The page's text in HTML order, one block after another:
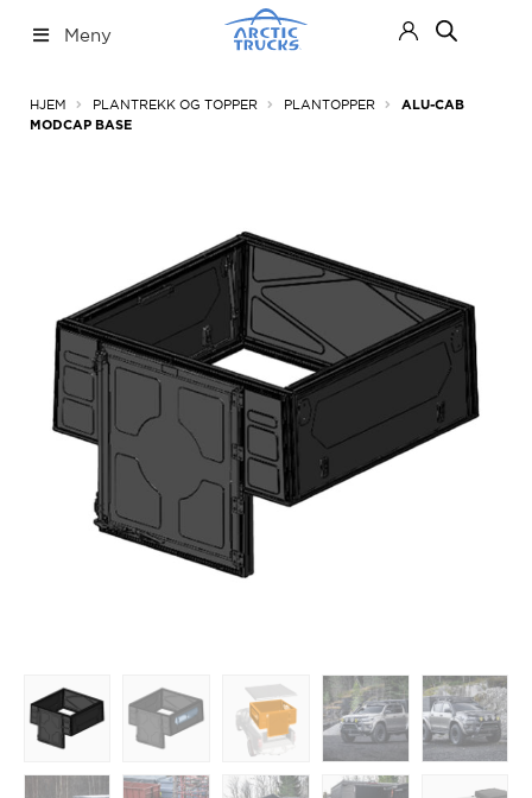
til
til
Meny
HJEM PLANTREKK OG TOPPER PLANTOPPER
ALU-CAB
MODCAP BASE